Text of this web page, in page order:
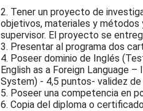
2. Tener un proyecto de
objetivos, materiales y métodos
supervisor. El proyecto se
3. Presentar al programa dos
4. Poseer dominio de Inglés
English as a Foreign Language
System) - 4,5 puntos- validez de
5. Poseer una competencia en
6. Copia del diploma o